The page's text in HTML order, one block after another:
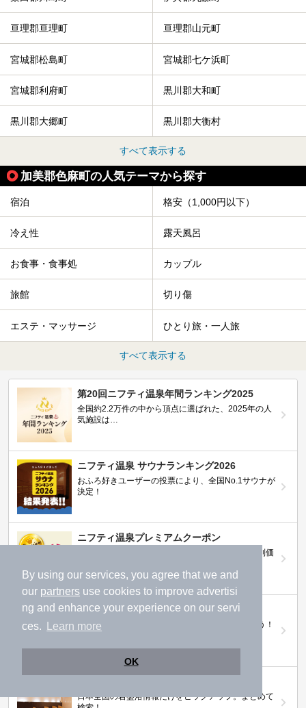
By using our services, you agree that we and
our partners use cookies to improve advertisi
ng and enhance your experience on our servi
ces.
Learn more
OK
この「アクアイグニス仙台」の魅力を探りにお出かけしてき
亘理郡亘理町 亘理郡山元町
宮城郡松島町 宮城郡七ケ浜町
宮城郡利府町 黒川郡大和町
黒川郡大郷町 黒川郡大衡村
すべて表示する
加美郡色麻町の人気テーマから探す
宿泊 格安（1,000円以下）
冷え性 露天風呂
お食事・食事処 カップル
旅館 切り傷
エステ・マッサージ ひとり旅・一人旅
すべて表示する
第20回ニフティ温泉年間ランキング2025
全国約2.2万件の中から頂点に選ばれた、2025年の人
気施設は…
ニフティ温泉 サウナランキング2026
おふろ好きユーザーの投票により、全国No.1サウナが
決定！
ニフティ温泉プレミアムクーポン
ノジマモバイル会員向け 通常よりもお得な「特別価
【ニフティ温泉 百名湯2026】
行ってみたい施設に投票してプレゼントを当てよう！
日本全国の岩盤浴情報だけをピックアップ。まとめて